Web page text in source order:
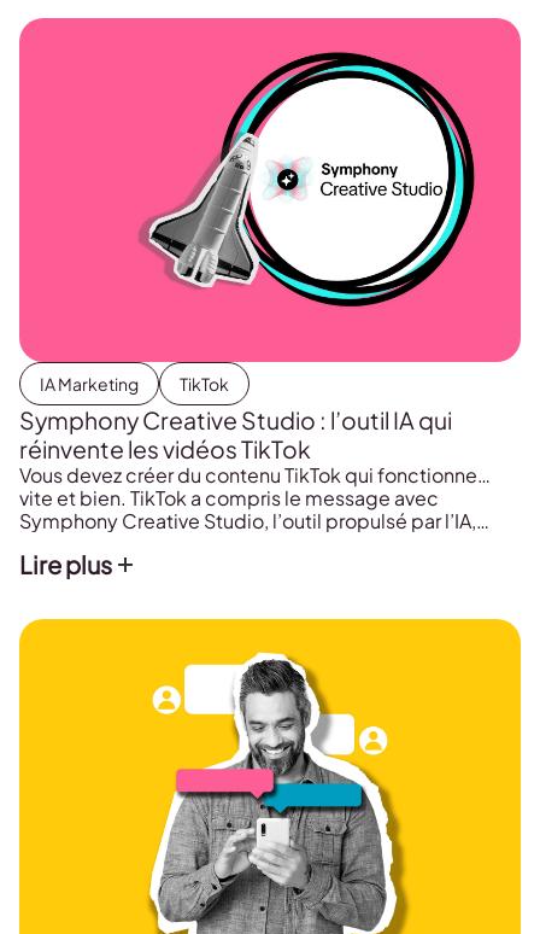
IA Marketing TikTok
Symphony Creative Studio : l’outil IA qui
réinvente les vidéos TikTok
Vous devez créer du contenu TikTok qui fonctionne…
vite et bien. TikTok a compris le message avec
Symphony Creative Studio, l’outil propulsé par l’IA,
besoin de passer du brief à la vidéo optimisée en
Lire plus